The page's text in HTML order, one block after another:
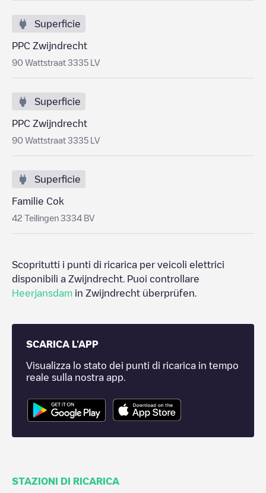
Superficie
PPC Zwijndrecht
90 Wattstraat 3335 LV
Superficie
PPC Zwijndrecht
90 Wattstraat 3335 LV
Superficie
Familie Cok
42 Teilingen 3334 BV
Scopritutti i punti di ricarica per veicoli elettrici
disponibili a Zwijndrecht . Puoi controllare
Heerjansdam in Zwijndrecht überprüfen.
SCARICA L'APP
Visualizza lo stato dei punti di ricarica in tempo
reale sulla nostra app.
STAZIONI DI RICARICA